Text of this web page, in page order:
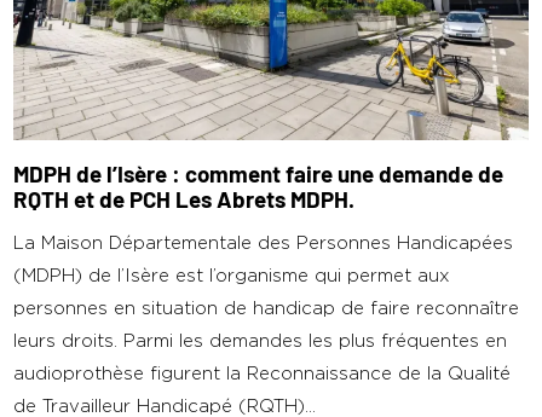
MDPH de l’Isère : comment faire une demande de
RQTH et de PCH Les Abrets MDPH.
La Maison Départementale des Personnes Handicapées
(MDPH) de l’Isère est l’organisme qui permet aux
personnes en situation de handicap de faire reconnaître
leurs droits. Parmi les demandes les plus fréquentes en
audioprothèse figurent la Reconnaissance de la Qualité
de Travailleur Handicapé (RQTH)...